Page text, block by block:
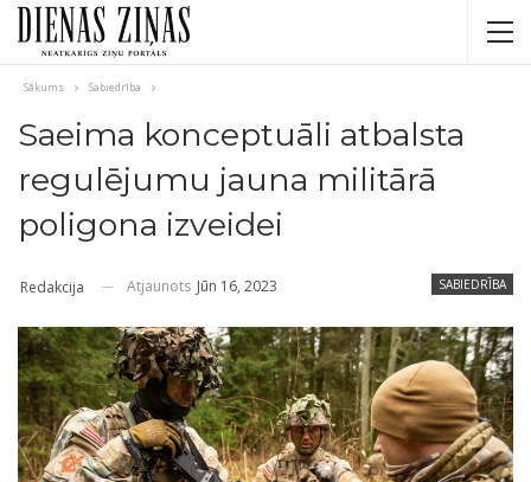
Sākums Sabiedrība
Saeima konceptuāli atbalsta
regulējumu jauna militārā
poligona izveidei
SABIEDRĪBA
Redakcija Atjaunots Jūn 16, 2023